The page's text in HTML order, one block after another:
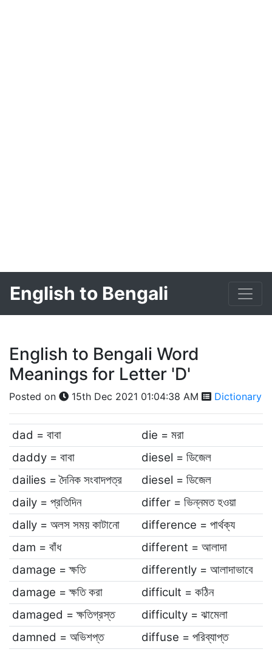
English to Bengali
English to Bengali Word
Meanings for Letter 'D'
Posted on 15th Dec 2021 01:04:38 AM Dictionary
dad = বাবা
die = মরা
daddy = বাবা
diesel = ডিজেল
dailies = দৈনিক সংবাদপত্র
diesel = ডিজেল
daily = প্রতিদিন
differ = ভিন্নমত হওয়া
dally = অলস সময় কাটানো
difference = পার্থক্য
dam = বাঁধ
different = আলাদা
damage = ক্ষতি
differently = আলাদাভাবে
damage = ক্ষতি করা
difficult = কঠিন
damaged = ক্ষতিগ্রস্ত
difficulty = ঝামেলা
damned = অভিশপ্ত
diffuse = পরিব্যাপ্ত